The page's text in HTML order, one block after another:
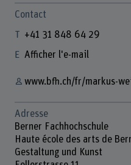
Contact
+41 31 848 64 29
Afficher l'e-mail
www.bfh.ch/fr/markus-
Adresse
Berner Fachhochschule
Haute école des arts de
Gestaltung und Kunst